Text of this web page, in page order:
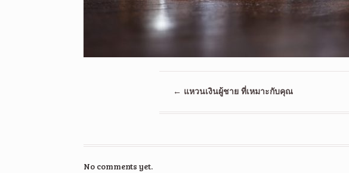
← แหวนเงินผู้ชาย ที่เหมาะกับคุณ
No comments yet.